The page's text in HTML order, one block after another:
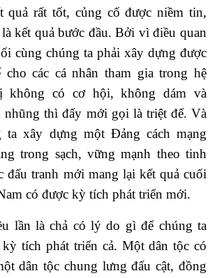
quả rất tốt, củng cố được niềm tin,
kết quả bước đầu. Bởi vì điều quan
cùng chúng ta phải xây dựng được
cho các cá nhân tham gia trong hệ
không có cơ hội, không dám và
nhũng thì đấy mới gọi là triệt để. Và
ta xây dựng một Đảng cách mạng
trong sạch, vững mạnh theo tinh
đấu tranh mới mang lại kết quả cuối
có được kỳ tích phát triển mới.
lần là chả có lý do gì để chúng ta
tích phát triển cả. Một dân tộc có
dân tộc chung lưng đấu cật, đồng